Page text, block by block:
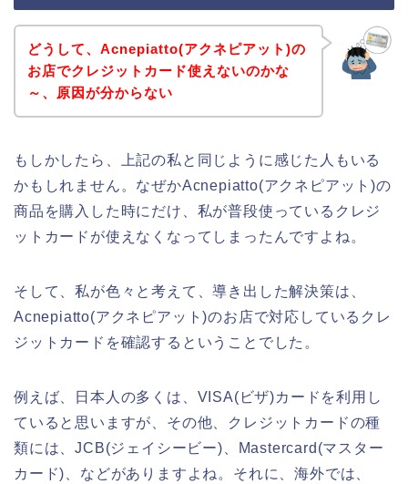
どうして、Acnepiatto(アクネピアット)の
お店でクレジットカード使えないのかな
～、原因が分からない
もしかしたら、上記の私と同じように感じた人もいる
かもしれません。なぜかAcnepiatto(アクネピアット)の
商品を購入した時にだけ、私が普段使っているクレジ
ットカードが使えなくなってしまったんですよね。
そして、私が色々と考えて、導き出した解決策は、
Acnepiatto(アクネピアット)のお店で対応しているクレ
ジットカードを確認するということでした。
例えば、日本人の多くは、VISA(ビザ)カードを利用し
ていると思いますが、その他、クレジットカードの種
類には、JCB(ジェイシービー)、Mastercard(マスター
カード)、などがありますよね。それに、海外では、